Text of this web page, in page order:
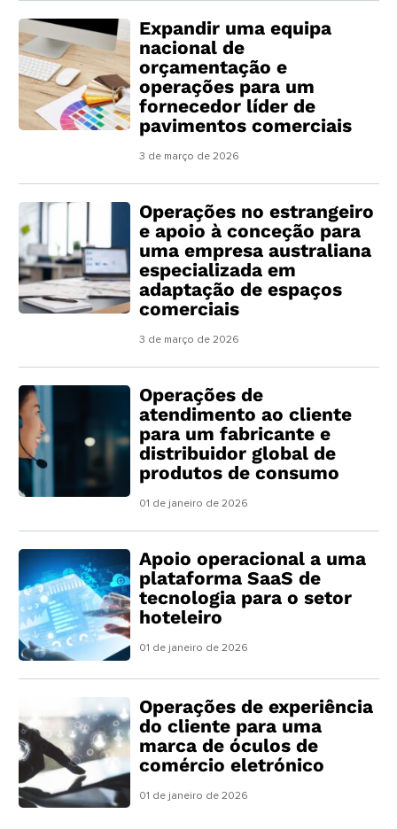
Expandir uma equipa
nacional de
orçamentação e
operações para um
fornecedor líder de
pavimentos comerciais
3 de março de 2026
Operações no estrangeiro
e apoio à conceção para
uma empresa australiana
especializada em
adaptação de espaços
comerciais
3 de março de 2026
Operações de
atendimento ao cliente
para um fabricante e
distribuidor global de
produtos de consumo
01 de janeiro de 2026
Apoio operacional a uma
plataforma SaaS de
tecnologia para o setor
hoteleiro
01 de janeiro de 2026
Operações de experiência
do cliente para uma
marca de óculos de
comércio eletrónico
01 de janeiro de 2026